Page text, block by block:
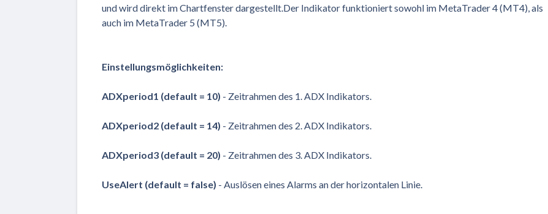
und wird direkt im Chartfenster dargestellt.Der Indikator funktioniert sowohl im MetaTrader 4 (MT4), als
auch im MetaTrader 5 (MT5).
Einstellungsmöglichkeiten:
ADXperiod1 (default = 10) - Zeitrahmen des 1. ADX Indikators.
ADXperiod2 (default = 14) - Zeitrahmen des 2. ADX Indikators.
ADXperiod3 (default = 20) - Zeitrahmen des 3. ADX Indikators.
UseAlert (default = false) - Auslösen eines Alarms an der horizontalen Linie.